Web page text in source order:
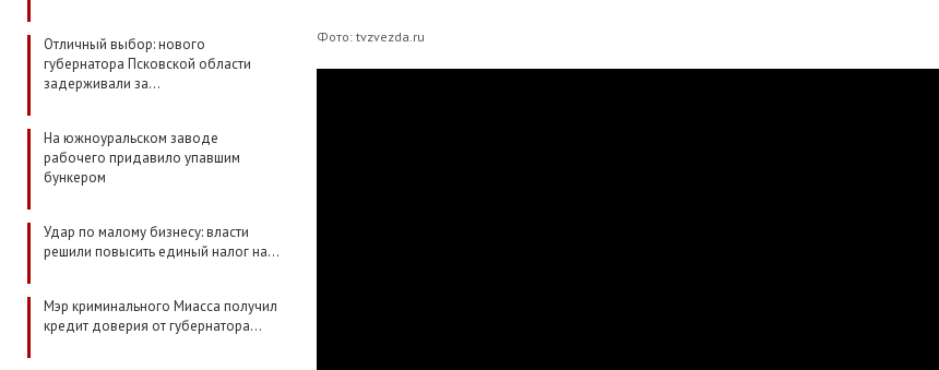
Фото: tvzvezda.ru
Отличный выбор: нового
губернатора Псковской области
задерживали за…
На южноуральском заводе
рабочего придавило упавшим
бункером
Удар по малому бизнесу: власти
решили повысить единый налог на…
Мэр криминального Миасса получил
кредит доверия от губернатора…